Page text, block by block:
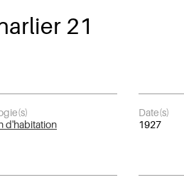
21
d'habitation
Date(s)
1927